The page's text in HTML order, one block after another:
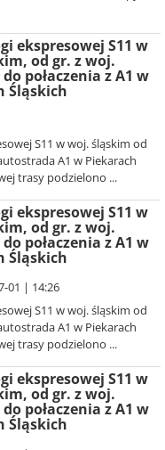
ekspresowej S11 w
od gr. z woj.
połaczenia z A1 w
Śląskich
S11 w woj. śląskim od
A1 w Piekarach
trasy podzielono ...
ekspresowej S11 w
od gr. z woj.
połaczenia z A1 w
Śląskich
01 | 14:26
S11 w woj. śląskim od
A1 w Piekarach
trasy podzielono ...
ekspresowej S11 w
od gr. z woj.
połaczenia z A1 w
Śląskich